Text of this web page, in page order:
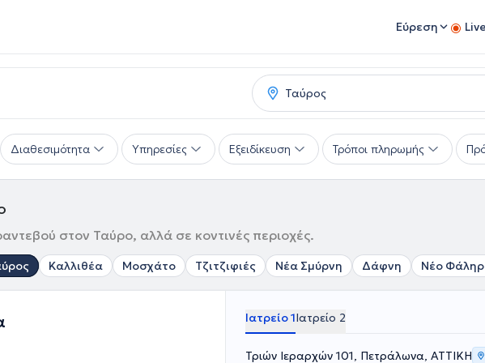
Εύρεση
Διαθεσιμότητα Υπηρεσίες Εξειδίκευση Τρόποι πληρωμής
στον Ταύρο, αλλά σε κοντινές περιοχές.
Καλλιθέα Μοσχάτο Τζιτζιφιές Νέα Σμύρνη Δάφνη Νέο
Ιατρείο 1Ιατρείο 2
Τριών Ιεραρχών 101, Πετράλωνα, ΑΤΤΙΚΗ